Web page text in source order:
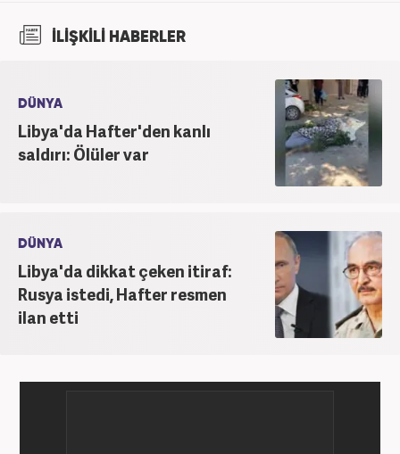
İLİŞKİLİ HABERLER
DÜNYA
Libya'da Hafter'den kanlı
saldırı: Ölüler var
DÜNYA
Libya'da dikkat çeken itiraf:
Rusya istedi, Hafter resmen
ilan etti